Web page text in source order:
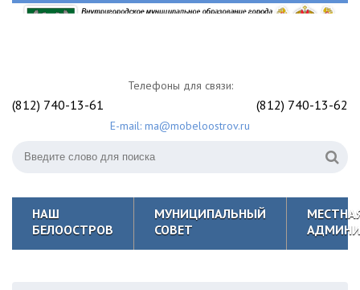
Телефоны для связи:
(812) 740-13-61 (812) 740-13-62
E-mail: ma@mobeloostrov.ru
НАШ
БЕЛООСТРОВ
МУНИЦИПАЛЬНЫЙ
СОВЕТ